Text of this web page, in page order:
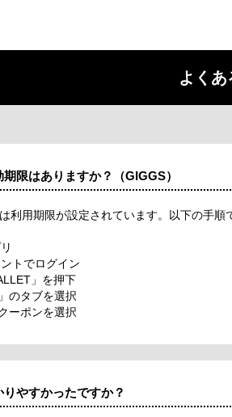
よく
限はありますか？（GIGGS）
利用期限が設定されています。以下の手
トでログイン
」を押下
のタブを選択
ーポンを選択
やすかったですか？